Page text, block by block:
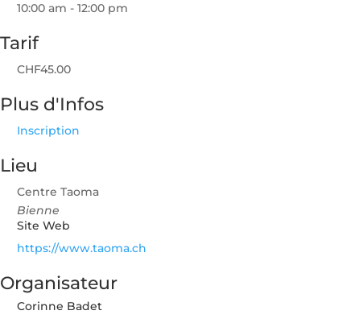
10:00 am - 12:00 pm
Tarif
CHF45.00
Plus d'Infos
Inscription
Lieu
Centre Taoma
Bienne
Site Web
https://www.taoma.ch
Organisateur
Corinne Badet